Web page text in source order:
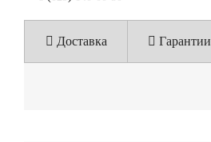
Доставка Гарантии